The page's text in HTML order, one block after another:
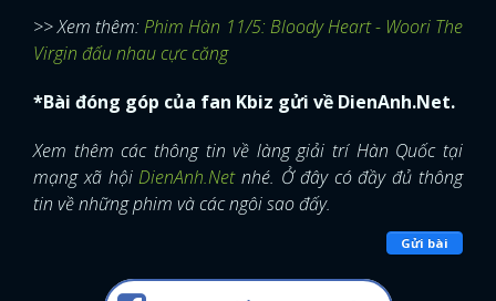
>> Xem thêm:Phim Hàn 11/5: Bloody Heart - Woori The
Virgin đấu nhau cực căng
*Bài đóng góp của fan Kbiz gửi về DienAnh.Net.
Xem thêm các thông tin về làng giải trí Hàn Quốc tại
mạng xã hộiDienAnh.Netnhé. Ở đây có đầy đủ thông
tin về những phim và các ngôi sao đấy.
Gửi bài